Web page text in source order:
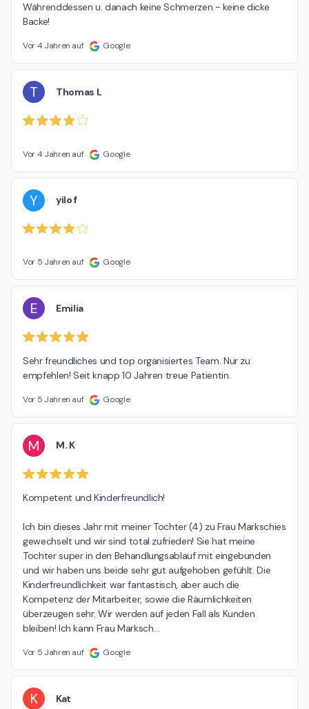
Währenddessen u. danach keine Schmerzen - keine dicke
Backe!
Vor 4 Jahren auf Google
T Thomas L
Vor 4 Jahren auf Google
Y yilo f
Vor 5 Jahren auf Google
E Emilia
Sehr freundliches und top organisiertes Team. Nur zu
empfehlen! Seit knapp 10 Jahren treue Patientin.
Vor 5 Jahren auf Google
M M. K
Kompetent und Kinderfreundlich!
Ich bin dieses Jahr mit meiner Tochter (4) zu Frau Markschies
gewechselt und wir sind total zufrieden! Sie hat meine
Tochter super in den Behandlungsablauf mit eingebunden
und wir haben uns beide sehr gut aufgehoben gefühlt. Die
Kinderfreundlichkeit war fantastisch, aber auch die
Kompetenz der Mitarbeiter, sowie die Räumlichkeiten
überzeugen sehr. Wir werden auf jeden Fall als Kunden
bleiben! Ich kann Frau Marksch…
Vor 5 Jahren auf Google
K Kat